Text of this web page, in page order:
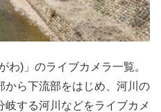
わ)」のライブカメラ一覧。
から下流部をはじめ、河川の
する河川などをライブカメ